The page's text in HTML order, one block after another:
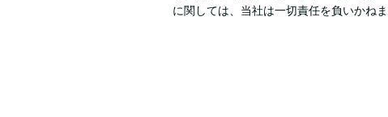
に関しては、当社は一切責任を負いかね